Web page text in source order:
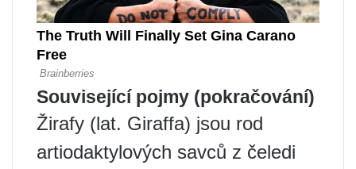
Související pojmy (pokračování)
Žirafy (lat. Giraffa) jsou rod
artiodaktylových savců z čeledi